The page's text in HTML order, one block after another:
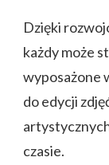
Dzięki
każdy może
wyposażone
do edycji
czasie.